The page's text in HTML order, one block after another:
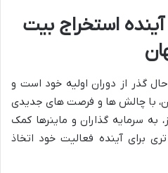
استخراج بیت
گذر از دوران اولیه خود است و
با چالش ها و فرصت های جدیدی
به سرمایه گذاران و ماینرها کمک
برای آینده فعالیت خود اتخاذ